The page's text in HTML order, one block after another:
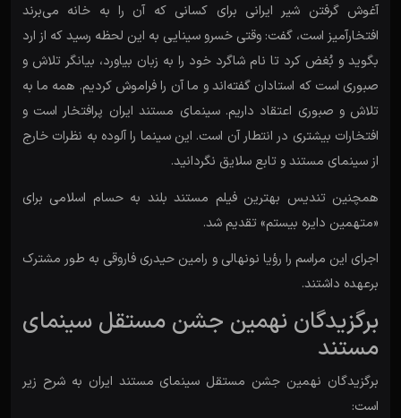
آغوش گرفتن شیر ایرانی برای کسانی که آن را به خانه می‌برند
افتخارآمیز است، گفت: وقتی خسرو سینایی به این لحظه رسید که از ارد
بگوید و بُغض کرد تا نام شاگرد خود را به زبان بیاورد، بیانگر تلاش و
صبوری است که استادان گفته‌اند و ما آن را فراموش کردیم. همه ما به
تلاش‌ و صبوری اعتقاد داریم. سینمای مستند ایران پرافتخار است و
افتخارات بیشتری در انتطار آن است. این سینما را آلوده به نظرات خارج
از سینمای مستند و تابع سلایق نگردانید.
همچنین تندیس بهترین فیلم مستند بلند به حسام اسلامی برای
«متهمین دایره بیستم» تقدیم شد.
اجرای این مراسم را رؤیا نونهالی و رامین حیدری فاروقی به طور مشترک
برعهده داشتند.
برگزیدگان نهمین جشن مستقل سینمای
مستند
برگزیدگان نهمین جشن مستقل سینمای مستند ایران به شرح زیر
است: